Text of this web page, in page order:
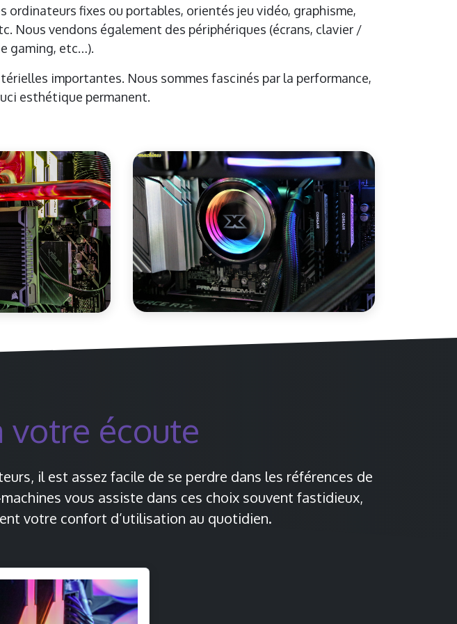
ordinateurs fixes ou portables, orientés jeu vidéo, graphisme,
Nous vendons également des périphériques (écrans, clavier /
gaming, etc…).
importantes. Nous sommes fascinés par la performance,
esthétique permanent.
votre écoute
il est assez facile de se perdre dans les références de
vous assiste dans ces choix souvent fastidieux,
votre confort d’utilisation au quotidien.​